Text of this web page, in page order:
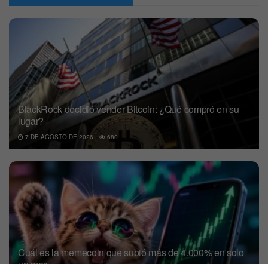
BlackRock decidió vender Bitcoin: ¿Qué compró en su
lugar?
7 DE AGOSTO DE 2026 680
Cuál es la memecoin que subió más de 4.000% en solo